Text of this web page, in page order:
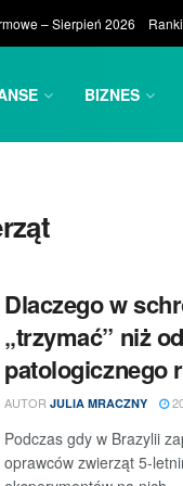
– Sierpień 2026
BIZNES
Dlaczego w
„trzymać” niż
patologicznego
AUTOR JULIA MRACZNY
Podczas gdy w Brazylii
oprawców zwierząt 5-